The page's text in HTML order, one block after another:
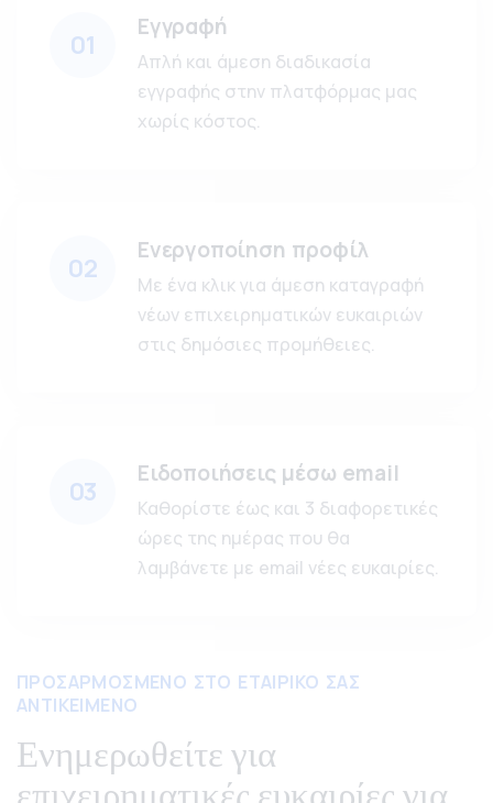
01
Εγγραφή
Απλή και άμεση διαδικασία
εγγραφής στην πλατφόρμας μας
χωρίς κόστος.
02
Ενεργοποίηση προφίλ
Με ένα κλικ για άμεση καταγραφή
νέων επιχειρηματικών ευκαιριών
στις δημόσιες προμήθειες.
03
Ειδοποιήσεις μέσω email
Καθορίστε έως και 3 διαφορετικές
ώρες της ημέρας που θα
λαμβάνετε με email νέες ευκαιρίες.
ΠΡΟΣΑΡΜΟΣΜΕΝΟ ΣΤΟ ΕΤΑΙΡΙΚΟ ΣΑΣ
ΑΝΤΙΚΕΙΜΕΝΟ
Ενημερωθείτε για